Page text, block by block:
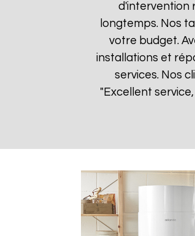
d'intervention
longtemps. Nos
votre budget.
installations et
services. Nos
"Excellent